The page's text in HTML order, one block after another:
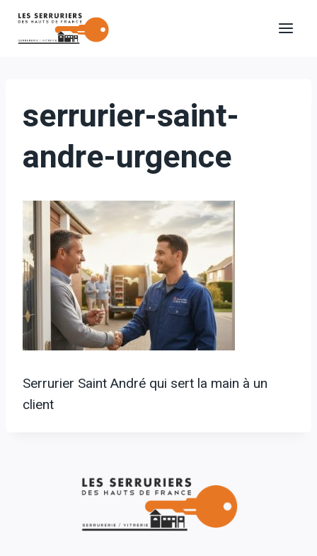
Aller
serrurier-saint-
andre-urgence
Serrurier Saint André qui sert la main à un
client